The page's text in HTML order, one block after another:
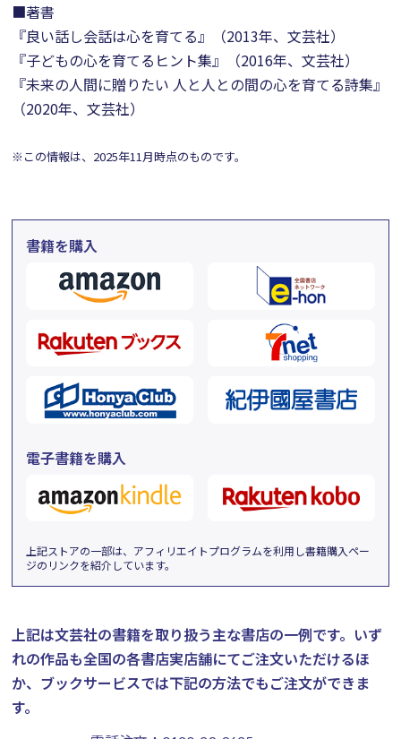
■著書
『良い話し会話は心を育てる』（2013年、文芸社）
『子どもの心を育てるヒント集』（2016年、文芸社）
『未来の人間に贈りたい 人と人との間の心を育てる詩集』
（2020年、文芸社）
※この情報は、2025年11月時点のものです。
書籍を購入
電子書籍を購入
上記ストアの一部は、アフィリエイトプログラムを利用し書籍購入ペー
ジのリンクを紹介しています。
上記は文芸社の書籍を取り扱う主な書店の一例です。 いず
れの作品も全国の各書店実店舗にてご注文いただけるほ
か、ブックサービスでは下記の方法でもご注文ができま
す。